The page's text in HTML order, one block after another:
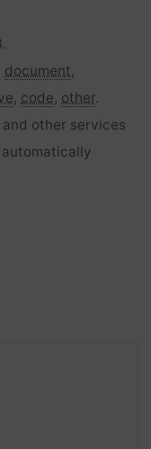
document,
, code, other.
other services